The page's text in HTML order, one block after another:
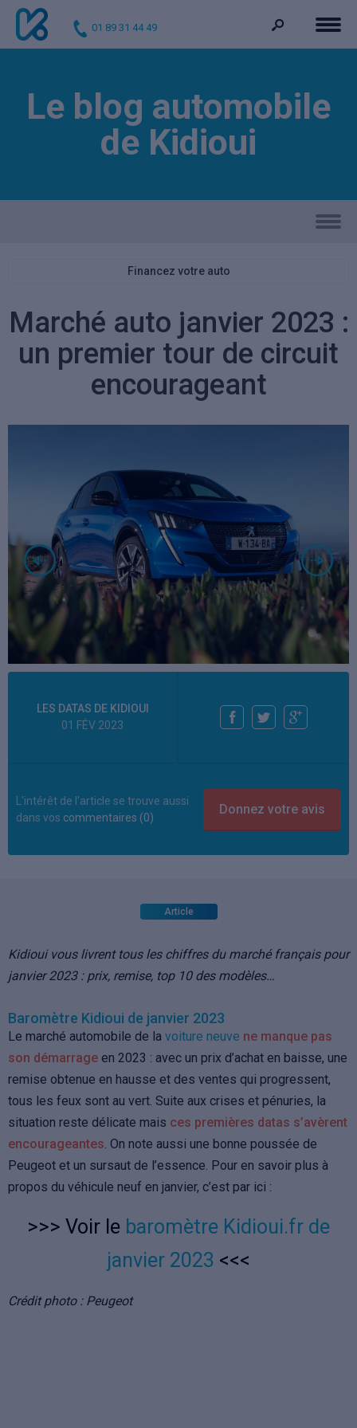
01 89 31 44 49
Le blog automobile
de Kidioui
Financez votre auto
Marché auto janvier 2023 :
un premier tour de circuit
encourageant
LES DATAS DE KIDIOUI
01 FÉV 2023
L'intérêt de l'article se trouve aussi
dans vos commentaires (0)
Article
Kidioui vous livrent tous les chiffres du marché français pour
janvier 2023 : prix, remise, top 10 des modèles…
Baromètre Kidioui de janvier 2023
Le marché automobile de la voiture neuve ne manque pas
son démarrage en 2023 : avec un prix d’achat en baisse, une
remise obtenue en hausse et des ventes qui progressent,
tous les feux sont au vert. Suite aux crises et pénuries, la
situation reste délicate mais ces premières datas s’avèrent
encourageantes. On note aussi une bonne poussée de
Peugeot et un sursaut de l’essence. Pour en savoir plus à
propos du véhicule neuf en janvier, c’est par ici :
>>> Voir le baromètre Kidioui.fr de
janvier 2023 <<<
Crédit photo : Peugeot